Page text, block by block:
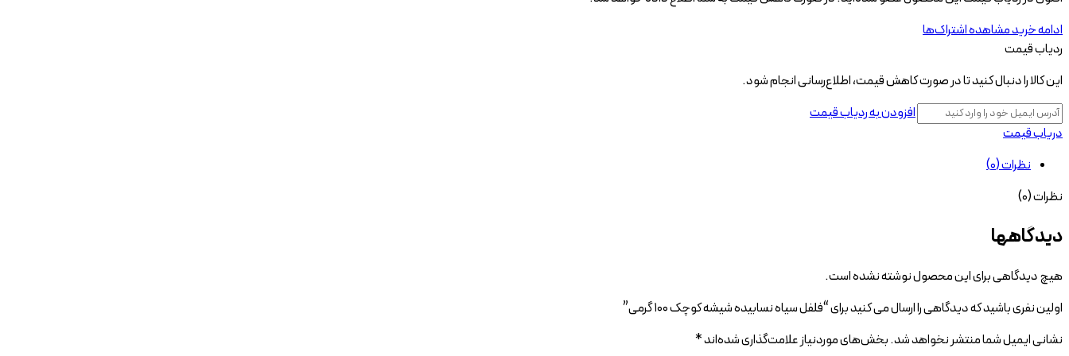
ادامه خریدمشاهده اشتراک‌ها
ردیاب قیمت
این کالا را دنبال کنید تا در صورت کاهش قیمت، اطلاع‌رسانی انجام شود.
افزودن به ردیاب قیمت
دریاب قیمت
نظرات (0)
نظرات (0)
دیدگاهها
هیچ دیدگاهی برای این محصول نوشته نشده است.
اولین نفری باشید که دیدگاهی را ارسال می کنید برای “فلفل سیاه نسابیده شیشه کوچک ۱۰۰ گرمی”
نشانی ایمیل شما منتشر نخواهد شد.بخش‌های موردنیاز علامت‌گذاری شده‌اند*